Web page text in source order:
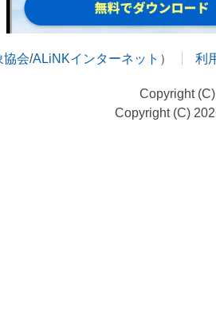
協会/ALiNKインターネット ） 利
Copyright
Copyright (C)